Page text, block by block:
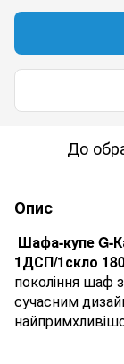
До
Опис
Шафа-купеG-
1ДСП/1скло
покоління шаф
сучасним